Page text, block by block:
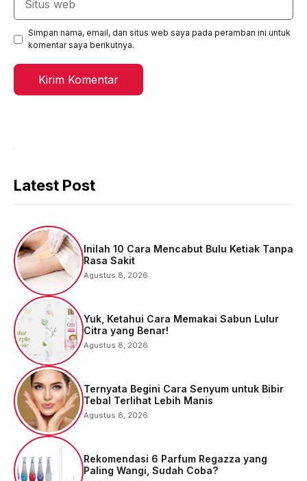
Simpan nama, email, dan situs web saya pada peramban ini untuk
komentar saya berikutnya.
Latest Post
Inilah 10 Cara Mencabut Bulu Ketiak Tanpa
Rasa Sakit
Agustus 8, 2026
Yuk, Ketahui Cara Memakai Sabun Lulur
Citra yang Benar!
Agustus 8, 2026
Ternyata Begini Cara Senyum untuk Bibir
Tebal Terlihat Lebih Manis
Agustus 8, 2026
Rekomendasi 6 Parfum Regazza yang
Paling Wangi, Sudah Coba?